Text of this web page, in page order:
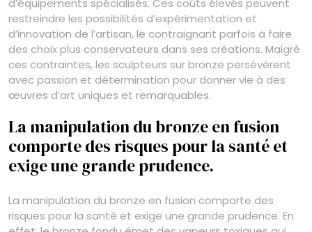
d’équipements spécialisés. Ces coûts élevés peuvent
restreindre les possibilités d’expérimentation et
d’innovation de l’artisan, le contraignant parfois à faire
des choix plus conservateurs dans ses créations. Malgré
ces contraintes, les sculpteurs sur bronze persévèrent
avec passion et détermination pour donner vie à des
œuvres d’art uniques et remarquables.
La manipulation du bronze en fusion
comporte des risques pour la santé et
exige une grande prudence.
La manipulation du bronze en fusion comporte des
risques pour la santé et exige une grande prudence. En